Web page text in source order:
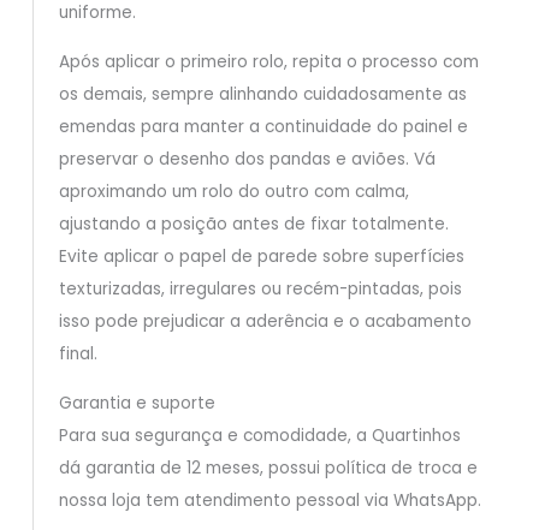
uniforme.
Após aplicar o primeiro rolo, repita o processo com
os demais, sempre alinhando cuidadosamente as
emendas para manter a continuidade do painel e
preservar o desenho dos pandas e aviões. Vá
aproximando um rolo do outro com calma,
ajustando a posição antes de fixar totalmente.
Evite aplicar o papel de parede sobre superfícies
texturizadas, irregulares ou recém-pintadas, pois
isso pode prejudicar a aderência e o acabamento
final.
Garantia e suporte
Para sua segurança e comodidade, a Quartinhos
dá garantia de 12 meses, possui política de troca e
nossa loja tem atendimento pessoal via WhatsApp.